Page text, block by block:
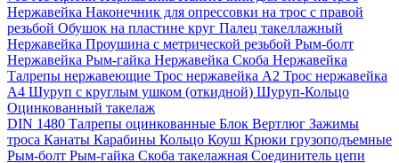
Нержавейка Наконечник для опрессовки на трос с правой
резьбой Обушок на пластине круг Палец такеллажный
Нержавейка Проушина с метрической резьбой Рым-болт
Нержавейка Рым-гайка Нержавейка Скоба Нержавейка
Талрепы нержавеющие Трос нержавейка А2 Трос нержавейка
А4 Шуруп с круглым ушком (откидной) Шуруп-Кольцо
Оцинкованный такелаж
DIN 1480 Талрепы оцинкованные Блок Вертлюг Зажимы
троса Канаты Карабины Кольцо Коуш Крюки грузоподъемные
Рым-болт Рым-гайка Скоба такелажная Соединитель цепи